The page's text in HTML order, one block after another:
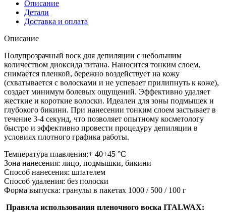
Описание
Детали
Доставка и оплата
Описание
Полупрозрачный воск для депиляции с небольшим
количеством диоксида титана. Наносится тонким слоем,
снимается пленкой, бережно воздействует на кожу
(схватывается с волосками и не успевает прилипнуть к коже),
создает минимум болевых ощущений. Эффективно удаляет
жесткие и короткие волоски. Идеален для зоны подмышек и
глубокого бикини. При нанесении тонким слоем застывает в
течение 3-4 секунд, что позволяет опытному косметологу
быстро и эффективно провести процедуру депиляции в
условиях плотного графика работы.
Температура плавления:+ 40+45 °С
Зона нанесения: лицо, подмышки, бикини
Способ нанесения: шпателем
Способ удаления: без полоски
Форма выпуска: гранулы в пакетах 1000 / 500 / 100 г
Правила использования пленочного воска ITALWAX: